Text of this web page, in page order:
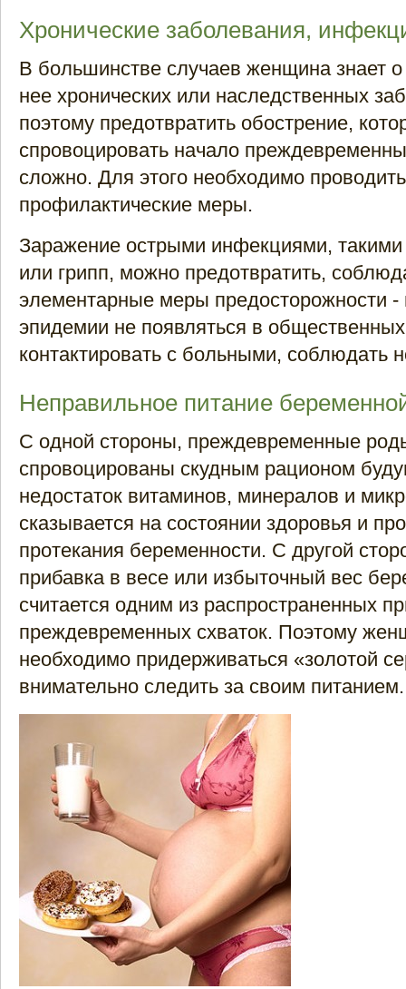
Хронические заболевания,
В большинстве случаев женщина знает
нее хронических или наследственных
поэтому предотвратить обострение,
спровоцировать начало
сложно. Для этого необходимо
профилактические меры.
Заражение острыми инфекциями, такими
или грипп, можно предотвратить,
элементарные меры предосторожности -
эпидемии не появляться в
контактировать с больными, соблюдать
Неправильное питание
С одной стороны, преждевременные
спровоцированы скудным рационом
недостаток витаминов, минералов и
сказывается на состоянии здоровья и
протекания беременности. С другой
прибавка в весе или избыточный вес
считается одним из распространенных
преждевременных схваток. Поэтому
необходимо придерживаться «золотой
внимательно следить за своим питанием.